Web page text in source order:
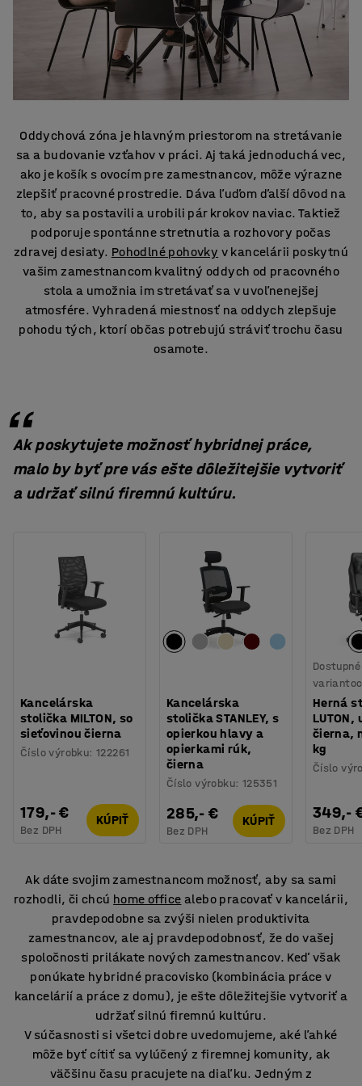
Oddychová zóna je hlavným priestorom na stretávanie
sa a budovanie vzťahov v práci. Aj taká jednoduchá vec,
ako je košík s ovocím pre zamestnancov, môže výrazne
zlepšiť pracovné prostredie. Dáva ľuďom ďalší dôvod na
to, aby sa postavili a urobili pár krokov naviac. Taktiež
podporuje spontánne stretnutia a rozhovory počas
zdravej desiaty. Pohodlné pohovky v kancelárii poskytnú
vašim zamestnancom kvalitný oddych od pracovného
stola a umožnia im stretávať sa v uvoľnenejšej
atmosfére. Vyhradená miestnosť na oddych zlepšuje
pohodu tých, ktorí občas potrebujú stráviť trochu času
osamote.
Ak poskytujete možnosť hybridnej práce,
malo by byť pre vás ešte dôležitejšie vytvoriť
a udržať silnú firemnú kultúru.
Kancelárska
stolička MILTON, so
sieťovinou čierna
Číslo výrobku:122261
179,- €
Bez DPH
KÚPIŤ
Kancelárska
stolička STANLEY, s
opierkou hlavy a
opierkami rúk,
čierna
Číslo výrobku: 125351
285,- €
Bez DPH
KÚPIŤ
Herná
čierna,
kg
Číslo
349,-
Bez DPH
Ak dáte svojim zamestnancom možnosť, aby sa sami
rozhodli, či chcú home office alebo pracovať v kancelárii,
pravdepodobne sa zvýši nielen produktivita
zamestnancov, ale aj pravdepodobnosť, že do vašej
spoločnosti prilákate nových zamestnancov. Keď však
ponúkate hybridné pracovisko (kombinácia práce v
kancelárií a práce z domu), je ešte dôležitejšie vytvoriť a
udržať silnú firemnú kultúru.
V súčasnosti si všetci dobre uvedomujeme, aké ľahké
môže byť cítiť sa vylúčený z firemnej komunity, ak
väčšinu času pracujete na diaľku. Jedným z